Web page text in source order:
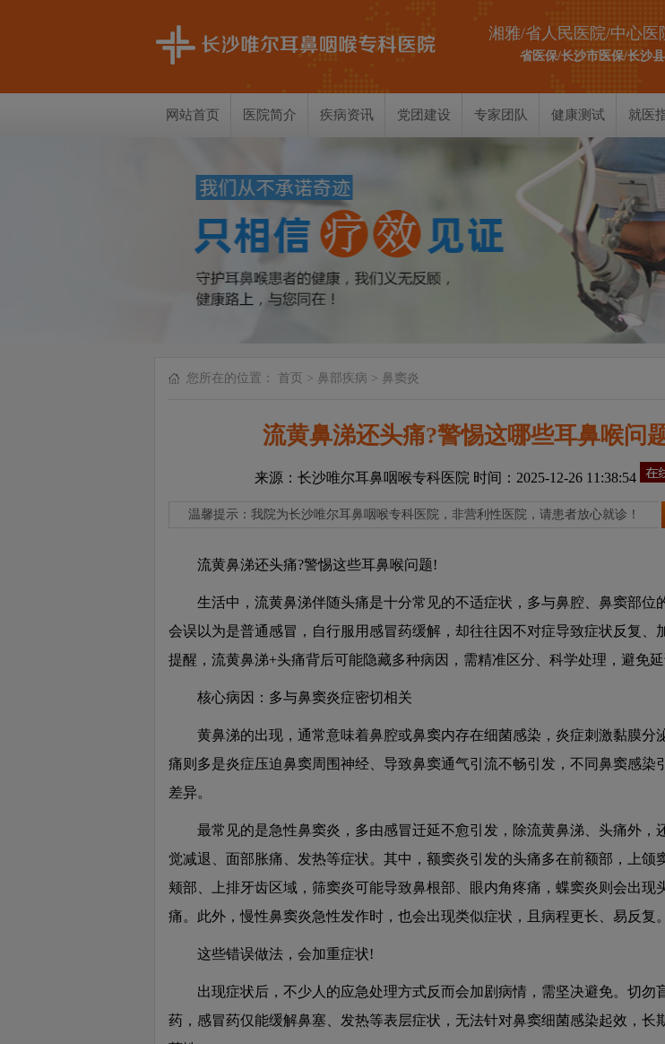
湘雅/省人民医院/中心医
省医保/长沙市医保/长沙
网站首页 医院简介 疾病资讯 党团建设 专家团队 健康测试
耳部测试
鼻部测试
喉部测试
就医
您所在的位置： 首页 > 鼻部疾病 > 鼻窦炎
流黄鼻涕还头痛?警惕这哪些耳鼻喉问
来源：长沙唯尔耳鼻咽喉专科医院 时间：2025-12-26 11:38:54
温馨提示： 我院为长沙唯尔耳鼻咽喉专科医院，非营利性医院，请患者放心就诊！
流黄鼻涕还头痛?警惕这些耳鼻喉问题!
生活中，流黄鼻涕伴随头痛是十分常见的不适症状，多与鼻腔、鼻窦部位
会误以为是普通感冒，自行服用感冒药缓解，却往往因不对症导致症状反复、
提醒，流黄鼻涕+头痛背后可能隐藏多种病因，需精准区分、科学处理，避免延
核心病因：多与鼻窦炎症密切相关
黄鼻涕的出现，通常意味着鼻腔或鼻窦内存在细菌感染，炎症刺激黏膜分
痛则多是炎症压迫鼻窦周围神经、导致鼻窦通气引流不畅引发，不同鼻窦感染
差异。
最常见的是急性鼻窦炎，多由感冒迁延不愈引发，除流黄鼻涕、头痛外，
觉减退、面部胀痛、发热等症状。其中，额窦炎引发的头痛多在前额部，上颌
颊部、上排牙齿区域，筛窦炎可能导致鼻根部、眼内角疼痛，蝶窦炎则会出现
痛。此外，慢性鼻窦炎急性发作时，也会出现类似症状，且病程更长、易反复。
这些错误做法，会加重症状!
出现症状后，不少人的应急处理方式反而会加剧病情，需坚决避免。切勿
药，感冒药仅能缓解鼻塞、发热等表层症状，无法针对鼻窦细菌感染起效，长